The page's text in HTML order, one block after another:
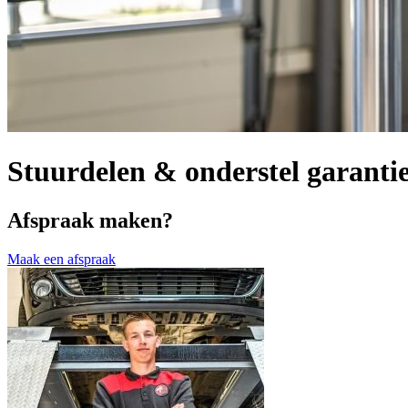
Stuurdelen & onderstel
Afspraak maken?
Maak een afspraak